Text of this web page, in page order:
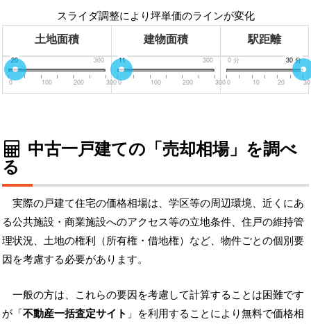
スライダ調整により坪単価のラインが変化
土地面積 建物面積 駅距離
0 300
20
0 100 200 300
0 300
11
0 100 200 300
0 分 30 分
30 分
0 10 20 30
中古一戸建ての「売却相場」を調べ
る
実際の戸建て住宅の価格相場は、学区等の周辺環境、近くにあ
る公共施設・商業施設へのアクセス等の立地条件、住戸の維持管
理状況、土地の権利（所有権・借地権）など、物件ごとの個別要
因を考慮する必要があります。
一般の方は、これらの要因を考慮して計算することは困難です
が「不動産一括査定サイト 」を利用することにより無料で価格相